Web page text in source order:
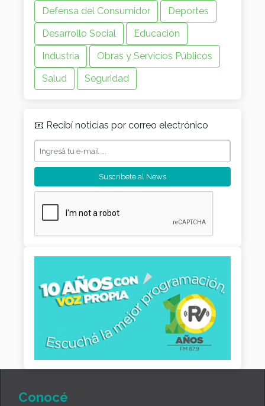
Defensa del Consumidor
Deportes
Desarrollo Social
Educación
Industria
Obras y Servicios Públicos
Salud
Seguridad
📧 Recibí noticias por correo electrónico
Conocé